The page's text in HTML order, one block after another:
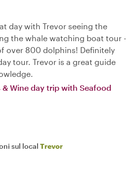
day with Trevor seeing the
the whale watching boat tour -
over 800 dolphins! Definitely
tour. Trevor is a great guide
& Wine day trip with Seafood
sul local Trevor